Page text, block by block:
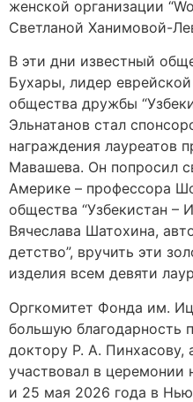
женской организации
Светланой Ханимовой-
В эти дни известный
Бухары, лидер
общества дружбы
Эльнатанов стал
награждения лауреатов
Мавашева. Он попросил
Америке – профессора
общества “Узбекистан –
Вячеслава Шатохина,
детство”, вручить эти
изделия всем девяти
Оргкомитет Фонда им.
большую благодарность
доктору Р. А. Пинхасову,
участвовал в церемонии
и 25 мая 2026 года в